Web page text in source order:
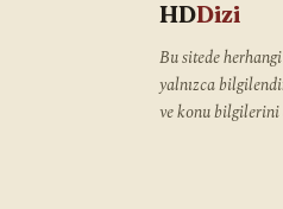
HDDizi
Bu sitede
yalnızca
ve konu bilgilerini